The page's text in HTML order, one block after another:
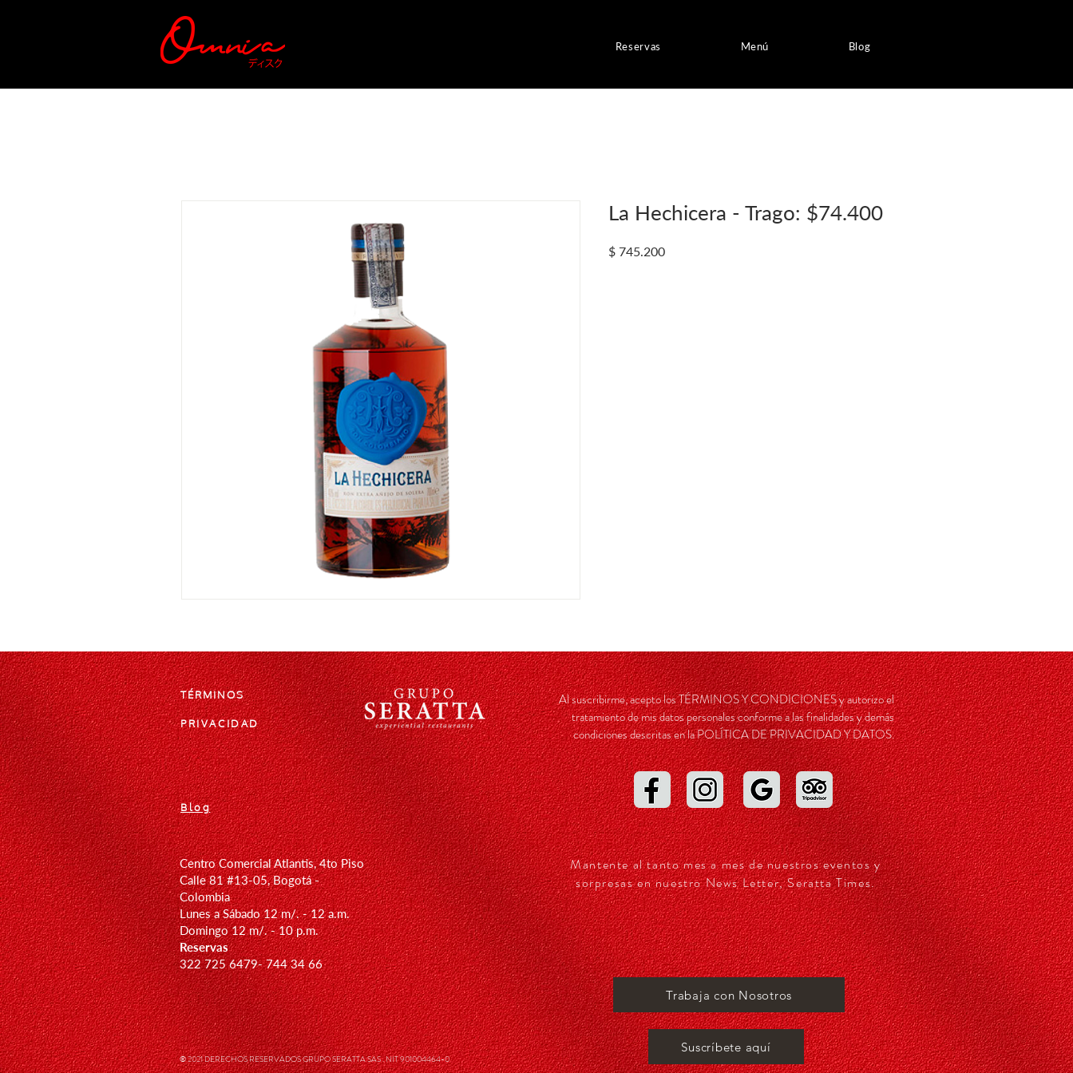
Reservas Menú Blog
La Hechicera - Trago: $74.400
$ 745.200Precio
TÉRMINOS
PRIVACIDAD
Al suscribirme, acepto los TÉRMINOS Y CONDICIONES y autorizo el
tratamiento de mis datos personales conforme a las finalidades y demás
condiciones descritas en la POLÍTICA DE PRIVACIDAD Y DATOS.
Blog
Centro Comercial Atlantis, 4to Piso
Calle 81 #13-05, Bogotá -
Colombia
Lunes a Sábado 12 m/. - 12 a.m.
Domingo 12m/. - 10 p.m.
Reservas
322 725 6479- 744 34 66
Mantente al tanto mes a mes de nuestros eventos y
sorpresas en nuestro News Letter, Seratta Times.
Trabaja con Nosotros
© 2021 DERECHOS RESERVADOS GRUPO SERATTA SAS . NIT 901004464-0
Suscríbete aquí